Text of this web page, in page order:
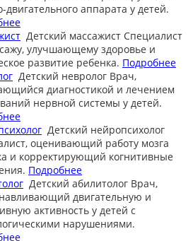
двигательного аппарата у детей.
Детский массажист Специалист
улучшающему здоровье и
развитие ребенка. Подробнее
Детский невролог Врач,
диагностикой и лечением
нервной системы у детей.
Детский нейропсихолог
оценивающий работу мозга
и корректирующий когнитивные
Подробнее
Детский абилитолог Врач,
двигательную и
активность у детей с
нарушениями.